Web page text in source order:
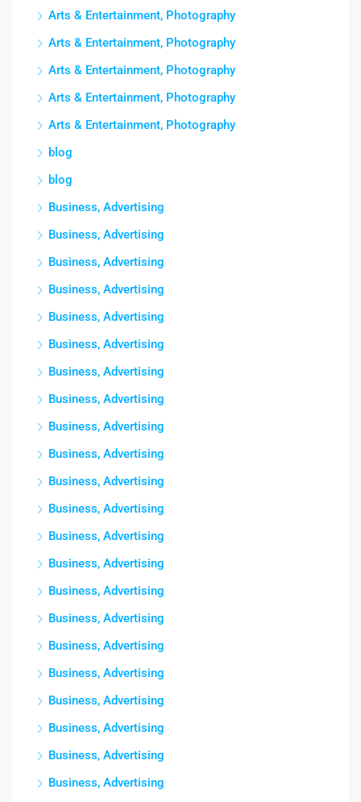
Arts & Entertainment, Photography
Arts & Entertainment, Photography
Arts & Entertainment, Photography
Arts & Entertainment, Photography
Arts & Entertainment, Photography
blog
blog
Business, Advertising
Business, Advertising
Business, Advertising
Business, Advertising
Business, Advertising
Business, Advertising
Business, Advertising
Business, Advertising
Business, Advertising
Business, Advertising
Business, Advertising
Business, Advertising
Business, Advertising
Business, Advertising
Business, Advertising
Business, Advertising
Business, Advertising
Business, Advertising
Business, Advertising
Business, Advertising
Business, Advertising
Business, Advertising